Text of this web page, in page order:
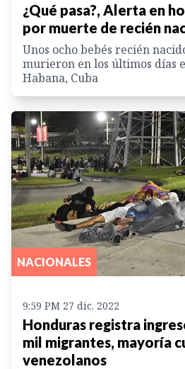
¿Qué pasa?, Alerta en
por muerte de recién
Unos ocho bebés recién
murieron en los últimos días
Habana, Cuba
NACIONALES
9:59 PM 27 dic. 2022
Honduras registra
mil migrantes, mayoría
venezolanos